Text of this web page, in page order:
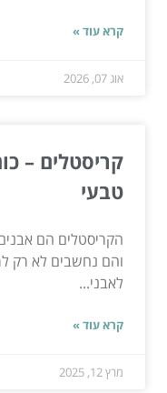
קרא עוד »
אוג 07, 2026
קריסטלים –
טבעי
הקריסטלים הם
והם נחשבים לא רק
לאבני...
קרא עוד »
מרץ 12, 2025